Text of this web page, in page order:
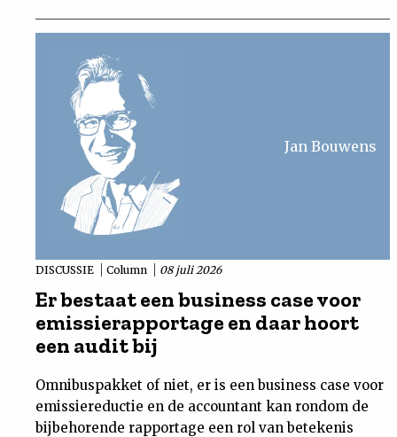
Jan Bouwens
DISCUSSIE Column 08 juli 2026
Er bestaat een business case voor
emissierapportage en daar hoort
een audit bij
Omnibuspakket of niet, er is een business case voor
emissiereductie en de accountant kan rondom de
bijbehorende rapportage een rol van betekenis